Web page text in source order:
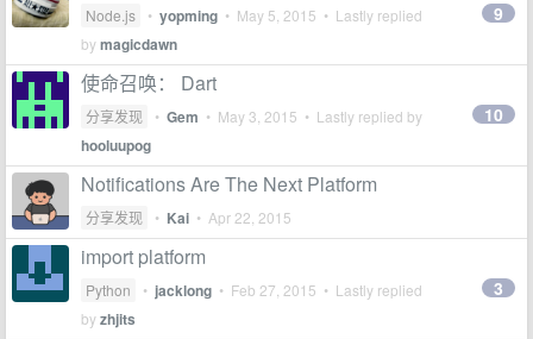
Node.js • yopming • May 5, 2015 • Lastly replied
bymagicdawn
9
使命召唤： Dart
分享发现 • Gem • May 3, 2015 • Lastly replied by
hooluupog
10
Notifications Are The Next Platform
分享发现 • Kai • Apr 22, 2015
import platform
Python • jacklong • Feb 27, 2015 • Lastly replied
byzhjits
3